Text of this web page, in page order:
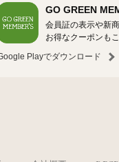
GO GREEN
会員証の表示や新
お得なクーポンも
Playでダウンロード